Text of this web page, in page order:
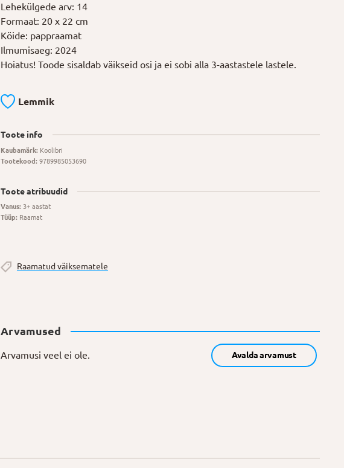
Lehekülgede arv: 14
Formaat: 20 x 22 cm
Köide: pappraamat
Ilmumisaeg: 2024
Hoiatus! Toode sisaldab väikseid osi ja ei sobi alla 3-aastastele lastele.
Lemmik
Toote info
Kaubamärk:Koolibri
Tootekood:9789985053690
Toote atribuudid
Vanus:3+ aastat
Tüüp:Raamat
Raamatud väiksematele
Arvamused
Arvamusi veel ei ole. Avalda arvamust